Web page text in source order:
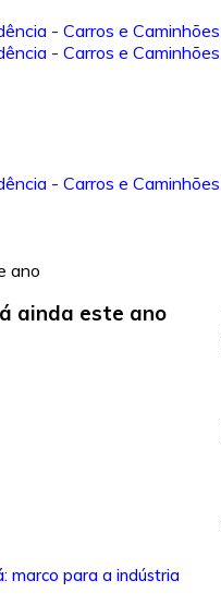
ano
ainda este ano
marco para a indústria